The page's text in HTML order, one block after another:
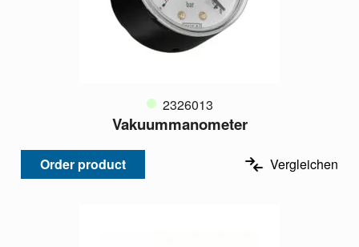
2326013
Vakuummanometer
Order product Vergleichen